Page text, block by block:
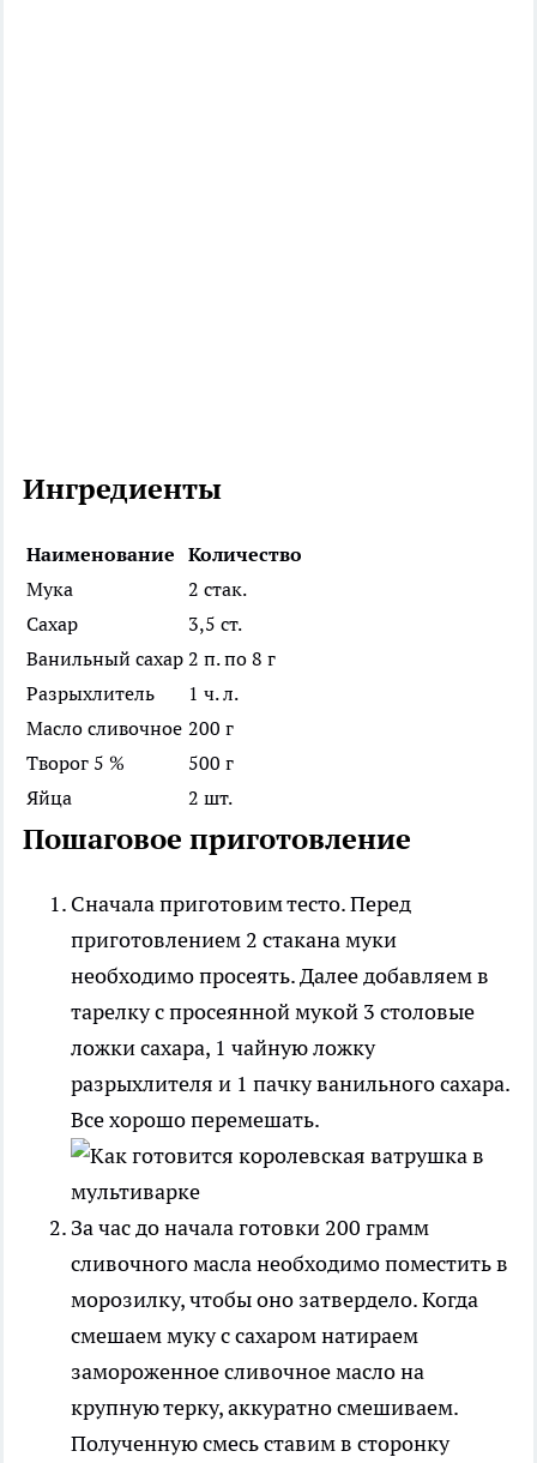
Ингредиенты
Наименование Количество
Мука
2 стак.
Сахар
3,5 ст.
Ванильный сахар 2 п. по 8 г
Разрыхлитель
1 ч. л.
Масло сливочное 200 г
Творог 5 %
500 г
Яйца
2 шт.
Пошаговое приготовление
Сначала приготовим тесто. Перед
приготовлением 2 стакана муки
необходимо просеять. Далее добавляем в
тарелку с просеянной мукой 3 столовые
ложки сахара, 1 чайную ложку
разрыхлителя и 1 пачку ванильного сахара.
Все хорошо перемешать.
За час до начала готовки 200 грамм
сливочного масла необходимо поместить в
морозилку, чтобы оно затвердело. Когда
смешаем муку с сахаром натираем
замороженное сливочное масло на
крупную терку, аккуратно смешиваем.
Полученную смесь ставим в сторонку